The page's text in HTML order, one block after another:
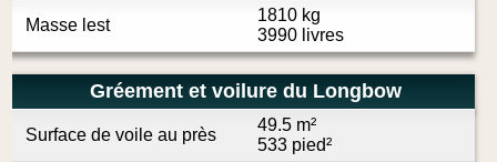
Masse lest
1810 kg
3990 livres
Gréement et voilure du Longbow
Surface de voile au près
49.5 m²
533 pied²